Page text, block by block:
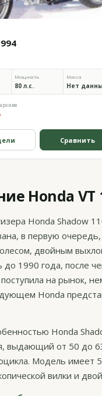
Мощность
80 л.с.
Масса
Нет
Сравнить
Honda VT
Honda Shadow
в первую
двойным
до 1990 года, после
на рынок,
Honda
Honda
выдающий от 50 до
Модель имеет
вилки и